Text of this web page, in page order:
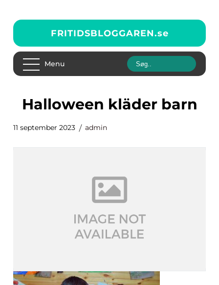
FRITIDSBLOGGAREN.se
Menu
halloween kläder barn
11 september 2023 admin